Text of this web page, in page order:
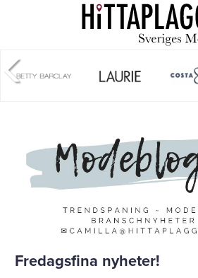
Fredagsfina nyheter!